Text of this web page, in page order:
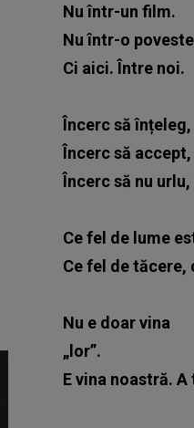
Nu într-un film.
Nu într-o
Ci aici. Între noi.
Încerc să
Încerc să
Încerc să nu
Ce fel de lume
Ce fel de tăcere,
Nu e doar vina
„lor”.
E vina noastră.